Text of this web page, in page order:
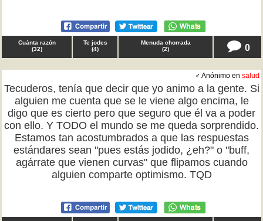
Cuánta razón
(32)
Te jodes
(4)
Menuda chorrada
(2) 0
♂ Anónimo en salud
Tecuderos, tenía que decir que yo animo a la gente. Si
alguien me cuenta que se le viene algo encima, le
digo que es cierto pero que seguro que él va a poder
con ello. Y TODO el mundo se me queda sorprendido.
Estamos tan acostumbrados a que las respuestas
estándares sean "pues estás jodido, ¿eh?" o "buff,
agárrate que vienen curvas" que flipamos cuando
alguien comparte optimismo. TQD